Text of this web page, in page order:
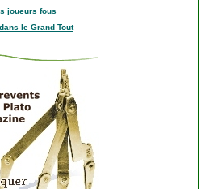
joueurs fous
le Grand Tout